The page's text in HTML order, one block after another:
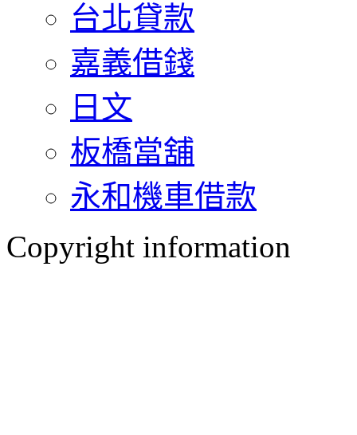
台北貸款
嘉義借錢
日文
板橋當舖
永和機車借款
Copyright information